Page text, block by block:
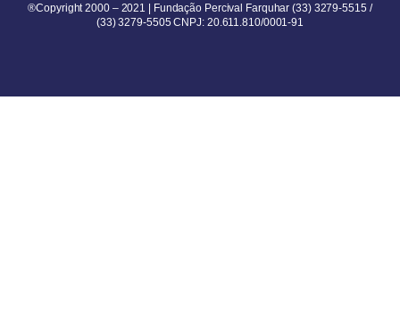
®Copyright 2000 – 2021 | Fundação Percival Farquhar (33) 3279-5515 /
(33) 3279-5505 CNPJ: 20.611.810/0001-91